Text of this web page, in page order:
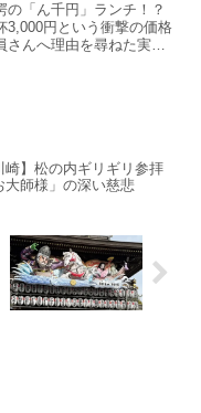
の「ん千円」ランチ！？
3,000円という衝撃の価格
さんへ理由を尋ねた実体
崎】松の内ギリギリ参拝
大師様」の深い慈悲